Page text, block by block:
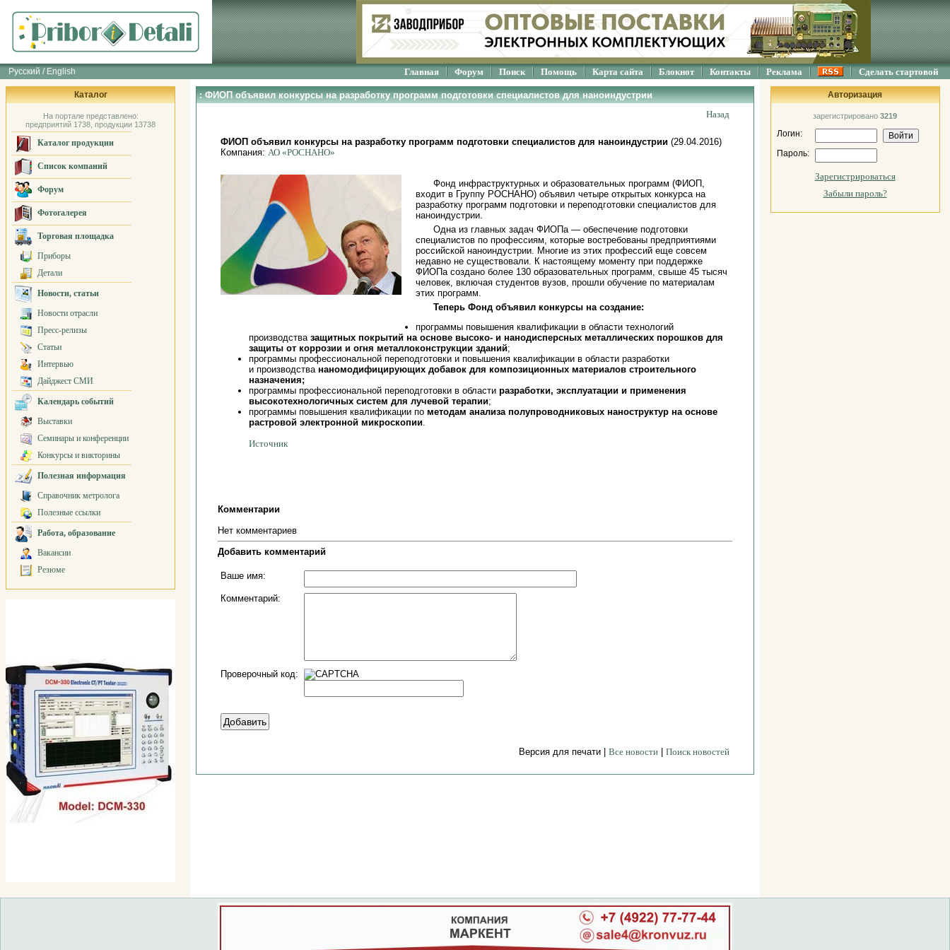
Русский / English Главная Форум Поиск Помощь Карта сайта Блокнот Контакты Реклама Сделать стартовой
Каталог
На портале представлено:
предприятий 1738, продукции 13738
Каталог продукции
Список компаний
Форум
Фотогалерея
Торговая площадка
Приборы
Детали
Новости, статьи
Новости отрасли
Пресс-релизы
Статьи
Интервью
Дайджест СМИ
Календарь событий
Выставки
Семинары и конференции
Конкурсы и викторины
Полезная информация
Справочник метролога
Полезные ссылки
Работа, образование
Вакансии
Резюме
: ФИОП объявил конкурсы на разработку программ подготовки специалистов для наноиндустрии
Назад
ФИОП объявил конкурсы на разработку программ подготовки специалистов для наноиндустрии (29.04.2016)
Компания: АО «РОСНАНО»
Фонд инфраструктурных и образовательных программ (ФИОП,
входит в Группу РОСНАНО) объявил четыре открытых конкурса на
разработку программ подготовки и переподготовки специалистов для
наноиндустрии.
Одна из главных задач ФИОПа — обеспечение подготовки
специалистов по профессиям, которые востребованы предприятиями
российской наноиндустрии. Многие из этих профессий еще совсем
недавно не существовали. К настоящему моменту при поддержке
ФИОПа создано более 130 образовательных программ, свыше 45 тысяч
человек, включая студентов вузов, прошли обучение по материалам
этих программ.
Теперь Фонд объявил конкурсы на создание:
программы повышения квалификации в области технологий
производства защитных покрытий на основе высоко- и нанодисперсных металлических порошков для
защиты от коррозии и огня металлоконструкции зданий;
программы профессиональной переподготовки и повышения квалификации в области разработки
и производства наномодифицирующих добавок для композиционных материалов строительного
назначения;
программы профессиональной переподготовки в области разработки, эксплуатации и применения
высокотехнологичных систем для лучевой терапии;
программы повышения квалификации по методам анализа полупроводниковых наноструктур на основе
растровой электронной микроскопии.
Источник
Комментарии
Нет комментариев
Добавить комментарий
Ваше имя:
Комментарий:
Проверочный код:
Версия для печати | Все новости Поиск новостей
Авторизация
зарегистрировано 3219
Логин:
Пароль:
Зарегистрироваться
Забыли пароль?